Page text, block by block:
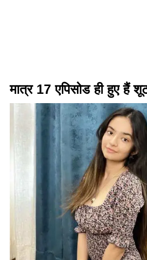
मात्र 17 एपिसोड ही हुए हैं